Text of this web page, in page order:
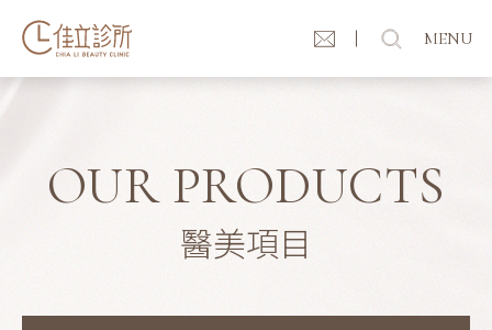
MENU
OUR PRODUCTS
醫美項目